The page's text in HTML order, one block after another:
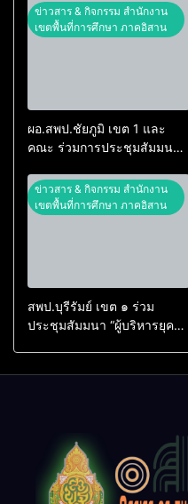
ข่าวสาร & กิจกรรม สำนักงาน
เขตพื้นที่การศึกษา ภาคอิสาน
ผอ.สพป.ชัยภูมิ เขต 1 และ
คณะ ร่วมการประชุมสัมมนา
นำการศึกษาไทยสู่อนาคต”
ประจำเขตตรวจราชการที่ 13
ข่าวสาร & กิจกรรม สำนักงาน
เขตพื้นที่การศึกษา ภาคอิสาน
สพป.บุรีรัมย์ เขต ๑ ร่วม
ประชุมสัมมนา “ผู้บริหารยุค